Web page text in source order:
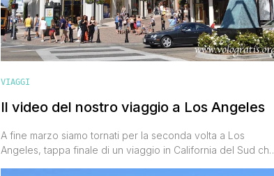
VIAGGI
Il video del nostro viaggio a Los Angeles
A fine marzo siamo tornati per la seconda volta a Los
Angeles, tappa finale di un viaggio in California del Sud che